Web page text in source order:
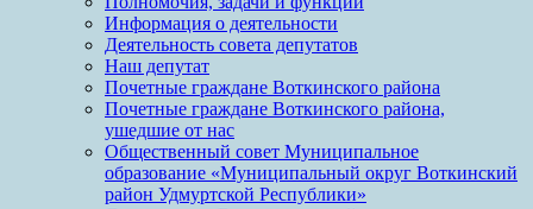
Информация о деятельности
Деятельность совета депутатов
Наш депутат
Почетные граждане Воткинского района
Почетные граждане Воткинского района,
ушедшие от нас
Общественный совет Муниципальное
образование «Муниципальный округ Воткинский
район Удмуртской Республики»